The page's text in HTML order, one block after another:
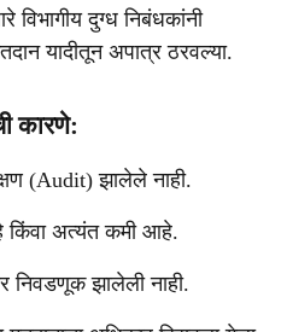
विभागीय दुग्ध निबंधकांनी
यादीतून अपात्र ठरवल्या.
कारणे:
(Audit) झालेले नाही.
अत्यंत कमी आहे.
निवडणूक झालेली नाही.